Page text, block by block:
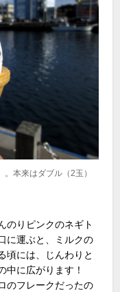
本来はダブル（2玉）
のりピンクのネギト
に運ぶと、ミルクの
頃には、じんわりと
中に広がります！
のフレークだったの